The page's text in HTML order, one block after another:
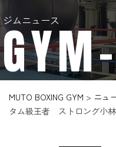
ジムニュース
MUTO BOXING GYM > ニュ
タム級王者 ストロング小